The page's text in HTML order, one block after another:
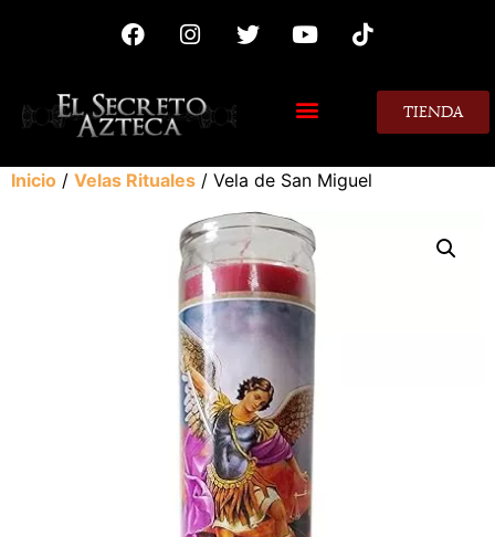
TIENDA
Inicio / Velas Rituales / Vela de San Miguel